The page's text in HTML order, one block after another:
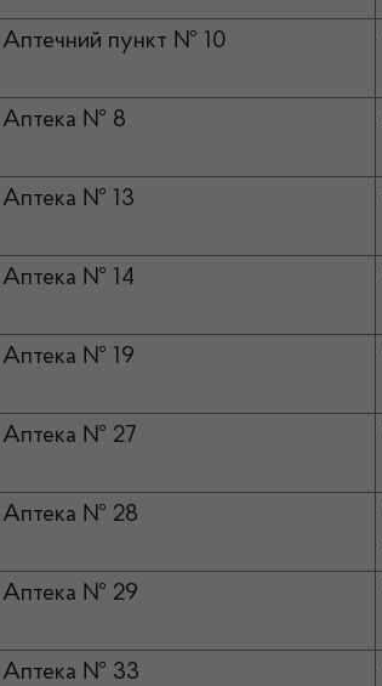
Аптечний пункт № 10
Аптека № 8
Аптека № 13
Аптека № 14
Аптека № 19
Аптека № 27
Аптека № 28
Аптека № 29
Аптека № 33